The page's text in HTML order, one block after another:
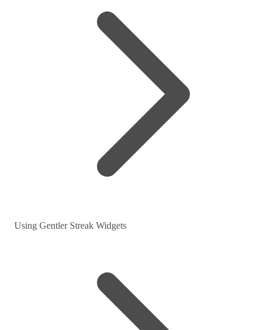
Using Gentler Streak Widgets